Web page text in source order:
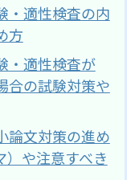
・適性検査の内
方
・適性検査が
合の試験対策や
論文対策の進め
）や注意すべき